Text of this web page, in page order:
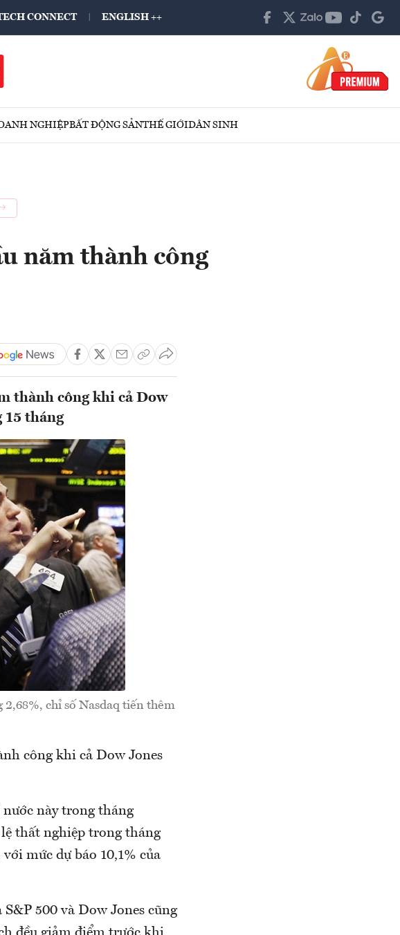
CONNECT ENGLISH ++
NGHIỆPBẤT ĐỘNG SẢNTHẾ GIỚIDÂN SINH
năm thành công
thành công khi cả Dow
15 tháng
2,68%, chỉ số Nasdaq tiến thêm
công khi cả Dow Jones
này trong tháng
thất nghiệp trong tháng
mức dự báo 10,1% của
500 và Dow Jones cũng